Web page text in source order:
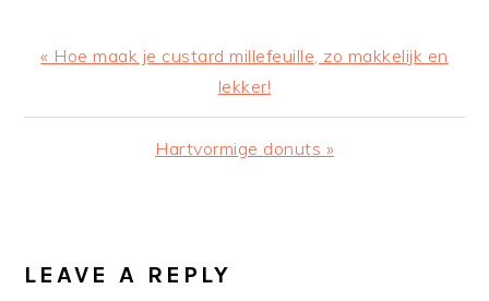
Previous
« Hoe maak je custard millefeuille, zo makkelijk en
lekker!
Next
Hartvormige donuts »
INTERACTIONS
LEAVE A REPLY